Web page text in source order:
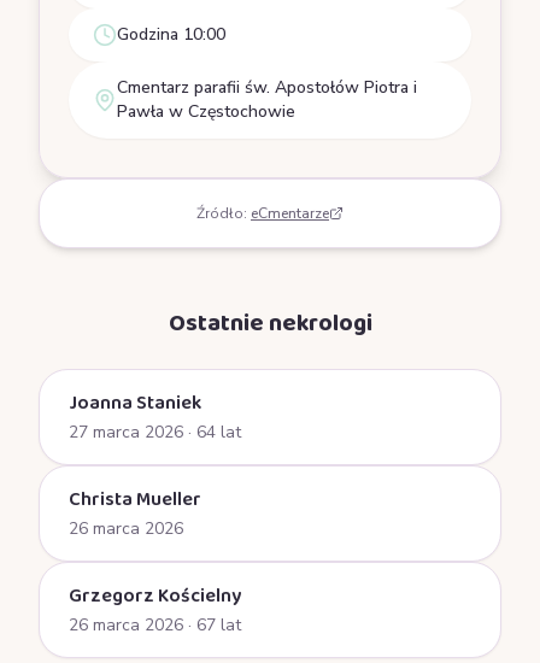
Godzina 10:00
Cmentarz parafii św. Apostołów Piotra i
Pawła w Częstochowie
Źródło: eCmentarze
Ostatnie nekrologi
Joanna Staniek
27 marca 2026 · 64 lat
Christa Mueller
26 marca 2026
Grzegorz Kościelny
26 marca 2026 · 67 lat